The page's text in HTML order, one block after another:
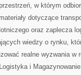
w którym
materiały dotyczące
lotniczego oraz zaplecza
wiedzy o rynku,
realne wyzwania w
i